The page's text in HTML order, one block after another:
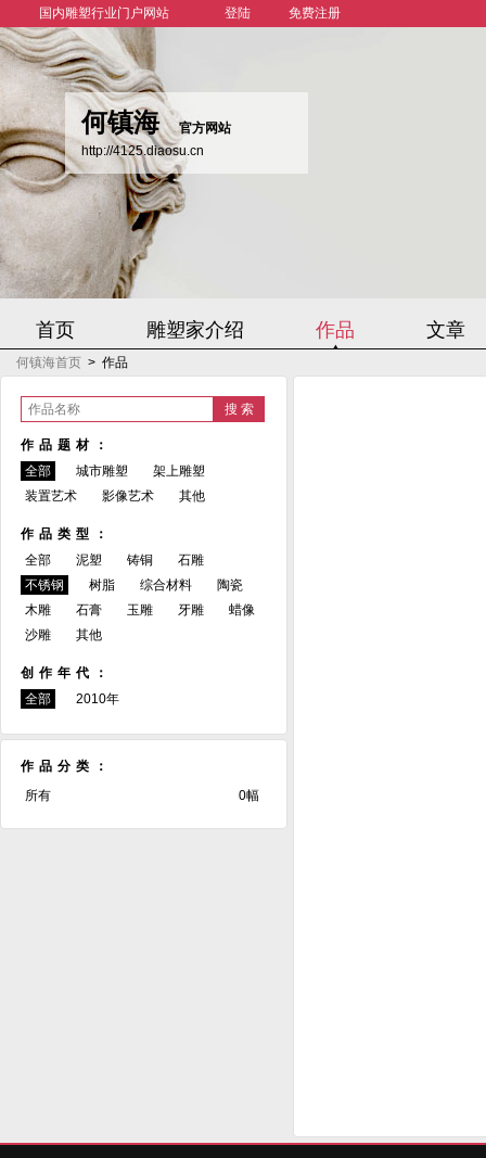
国内雕塑行业门户网站 登陆 免费注册
何镇海
官方网站
http://4125.diaosu.cn
首页 雕塑家介绍 作品 文章
何镇海首页 > 作品
作品名称
作品题材：
全部
城市雕塑
架上雕塑
装置艺术
影像艺术 其他
作品类型：
全部
泥塑 铸铜
石雕
不锈钢
树脂 综合材料
陶瓷
木雕
石膏 玉雕 牙雕
蜡像
沙雕
其他
创作年代：
全部
2010年
作品分类：
所有
0幅